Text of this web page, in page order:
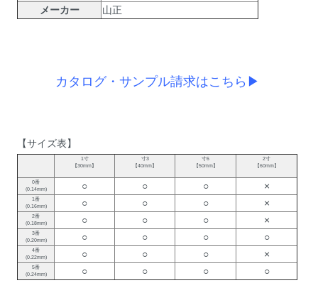
メーカー
山正
カタログ・サンプル請求はこちら▶
【サイズ表】
1寸
【30mm】
寸3
【40mm】
寸6
【50mm】
2寸
【60mm】
0番
(0.14mm)
○ ○ ○ ×
1番
(0.16mm)
○ ○ ○ ×
2番
(0.18mm)
○ ○ ○ ×
3番
(0.20mm)
○ ○ ○ ○
4番
(0.22mm)
○ ○ ○ ×
5番
(0.24mm)
○ ○ ○ ○